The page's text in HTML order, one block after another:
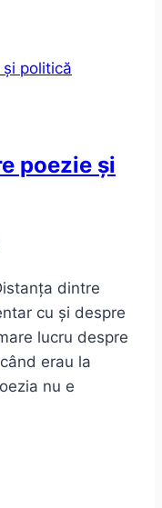
poezie și
dintre
cu și despre
lucru despre
erau la
nu e